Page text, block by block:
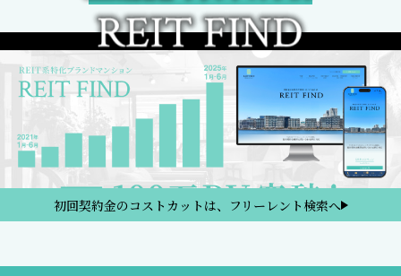
初回契約金のコストカットは、フリーレント検索へ